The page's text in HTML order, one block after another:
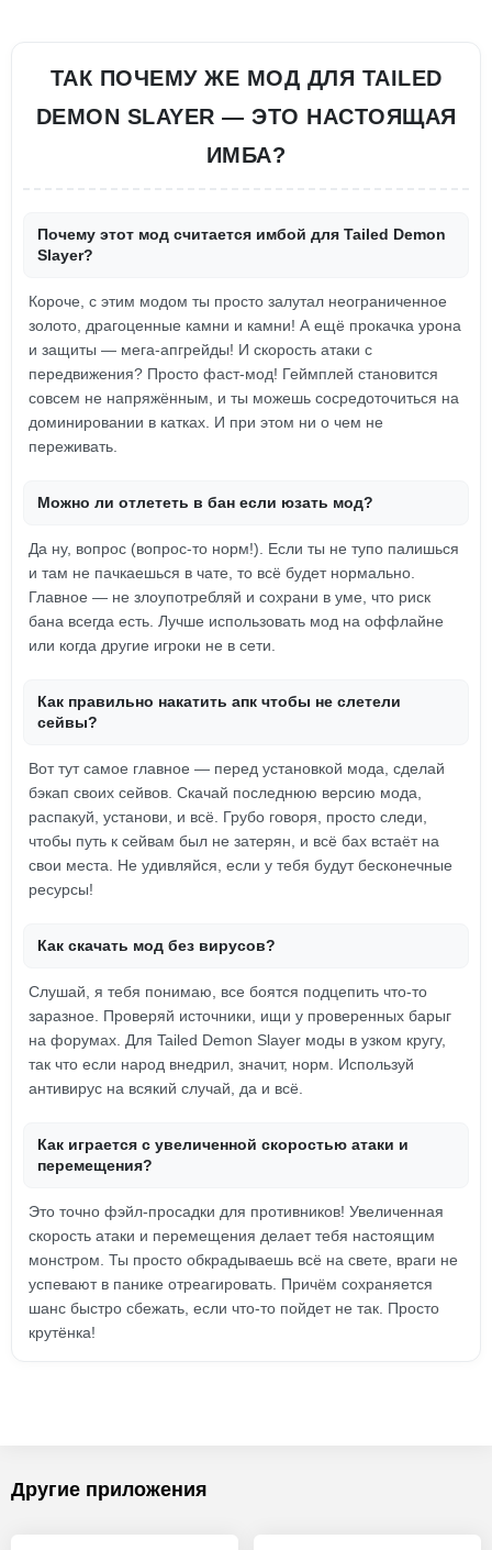
ТАК ПОЧЕМУ ЖЕ МОД ДЛЯ TAILED
DEMON SLAYER — ЭТО НАСТОЯЩАЯ
ИМБА?
Почему этот мод считается имбой для Tailed Demon
Slayer?
Короче, с этим модом ты просто залутал неограниченное
золото, драгоценные камни и камни! А ещё прокачка урона
и защиты — мега-апгрейды! И скорость атаки с
передвижения? Просто фаст-мод! Геймплей становится
совсем не напряжённым, и ты можешь сосредоточиться на
доминировании в катках. И при этом ни о чем не
переживать.
Можно ли отлететь в бан если юзать мод?
Да ну, вопрос (вопрос-то норм!). Если ты не тупо палишься
и там не пачкаешься в чате, то всё будет нормально.
Главное — не злоупотребляй и сохрани в уме, что риск
бана всегда есть. Лучше использовать мод на оффлайне
или когда другие игроки не в сети.
Как правильно накатить апк чтобы не слетели
сейвы?
Вот тут самое главное — перед установкой мода, сделай
бэкап своих сейвов. Скачай последнюю версию мода,
распакуй, установи, и всё. Грубо говоря, просто следи,
чтобы путь к сейвам был не затерян, и всё бах встаёт на
свои места. Не удивляйся, если у тебя будут бесконечные
ресурсы!
Как скачать мод без вирусов?
Слушай, я тебя понимаю, все боятся подцепить что-то
заразное. Проверяй источники, ищи у проверенных барыг
на форумах. Для Tailed Demon Slayer моды в узком кругу,
так что если народ внедрил, значит, норм. Используй
антивирус на всякий случай, да и всё.
Как играется с увеличенной скоростью атаки и
перемещения?
Это точно фэйл-просадки для противников! Увеличенная
скорость атаки и перемещения делает тебя настоящим
монстром. Ты просто обкрадываешь всё на свете, враги не
успевают в панике отреагировать. Причём сохраняется
шанс быстро сбежать, если что-то пойдет не так. Просто
крутёнка!
Другие приложения